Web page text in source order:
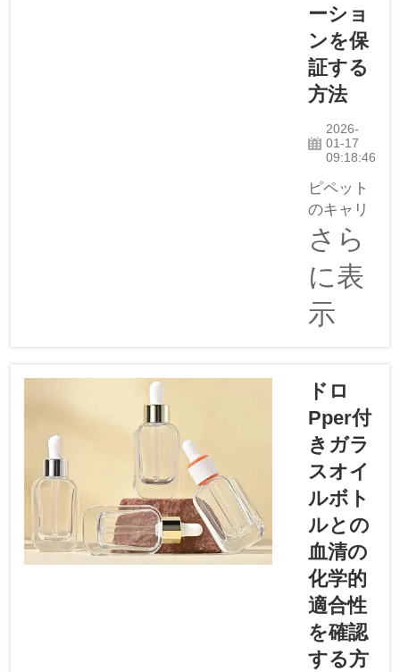
ド。電着
処理によ
り、金属
質で光沢
のある外
観が...
ーショ
ンを保
証する
方法
2026-
01-17
09:18:46
ピペット
のキャリ
ブレーシ
ョンは非
常に重要
であり、
特に医薬
う実験室
ではなお
さらで
す。はじ
めに、ピ
ペットキ
ャリブレ
ーション
（医療用
ガラスオ
イルボト
ル用ドロ
ッパー）
が必要な
さら
に表
示
ドロ
Pper付
きガラ
スオイ
ルボト
ルとの
血清の
化学的
適合性
を確認
する方